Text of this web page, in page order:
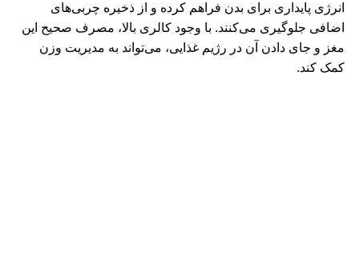
انرژی پایداری برای بدن فراهم کرده و از ذخیره چربی‌های
اضافی جلوگیری می‌کنند. با وجود کالری بالا، مصرف صحیح این
مغز و جای دادن آن در رژیم غذایی، می‌تواند به مدیریت وزن
کمک کند.